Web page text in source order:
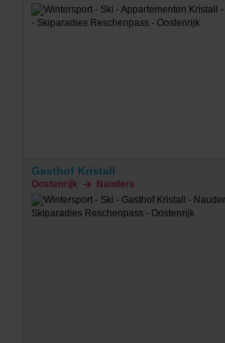
Gasthof Kristall
Oostenrijk Nauders